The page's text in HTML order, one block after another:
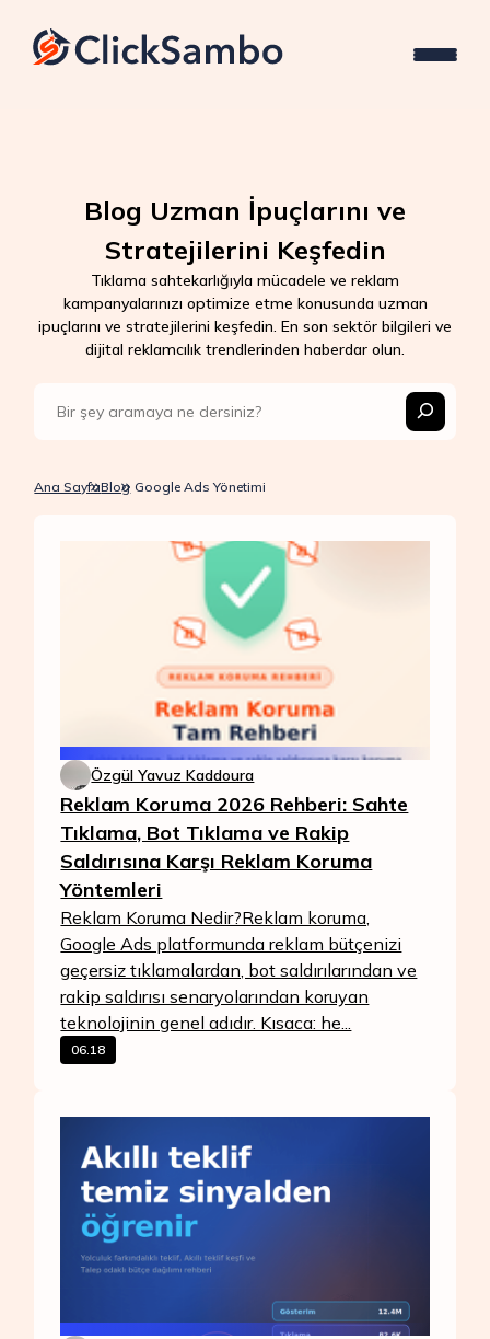
Blog Uzman İpuçlarını ve
Stratejilerini Keşfedin
Tıklama sahtekarlığıyla mücadele ve reklam
kampanyalarınızı optimize etme konusunda uzman
ipuçlarını ve stratejilerini keşfedin. En son sektör bilgileri ve
dijital reklamcılık trendlerinden haberdar olun.
Ana SayfaBlog Google Ads Yönetimi
Özgül Yavuz Kaddoura
Reklam Koruma 2026 Rehberi: Sahte
Tıklama, Bot Tıklama ve Rakip
Saldırısına Karşı Reklam Koruma
Yöntemleri
Reklam Koruma Nedir?Reklam koruma,
Google Ads platformunda reklam bütçenizi
geçersiz tıklamalardan, bot saldırılarından ve
rakip saldırısı senaryolarından koruyan
teknolojinin genel adıdır. Kısaca: he...
06.18